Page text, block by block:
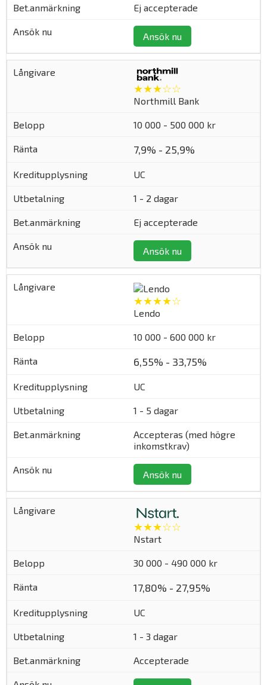
Ej accepterade
Ansök nu
★★★☆☆
Northmill Bank
10 000 - 500 000 kr
7,9% - 25,9%
UC
1 - 2 dagar
Ej accepterade
Ansök nu
★★★★☆
Lendo
10 000 - 600 000 kr
6,55% - 33,75%
UC
1 - 5 dagar
Accepteras (med högre
inkomstkrav)
Ansök nu
★★★☆☆
Nstart
30 000 - 490 000 kr
17,80% - 27,95%
UC
1 - 3 dagar
Accepterade